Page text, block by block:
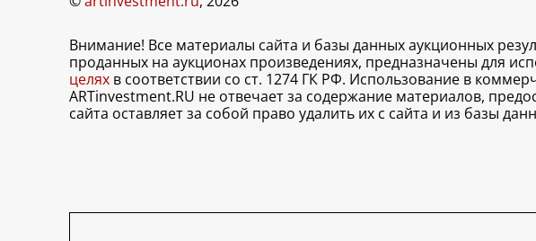
Внимание! Все материалы сайта и базы данных аукционных
проданных на аукционах произведениях, предназначены для
целях в соответствии со ст. 1274 ГК РФ. Использование в
ARTinvestment.RU не отвечает за содержание материалов,
сайта оставляет за собой право удалить их с сайта и из базы